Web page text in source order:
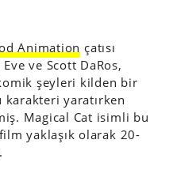
Animation çatısı
ve Scott DaRos,
şeyleri kilden bir
yaratırken
Magical Cat isimli bu
yaklaşık olarak 20-